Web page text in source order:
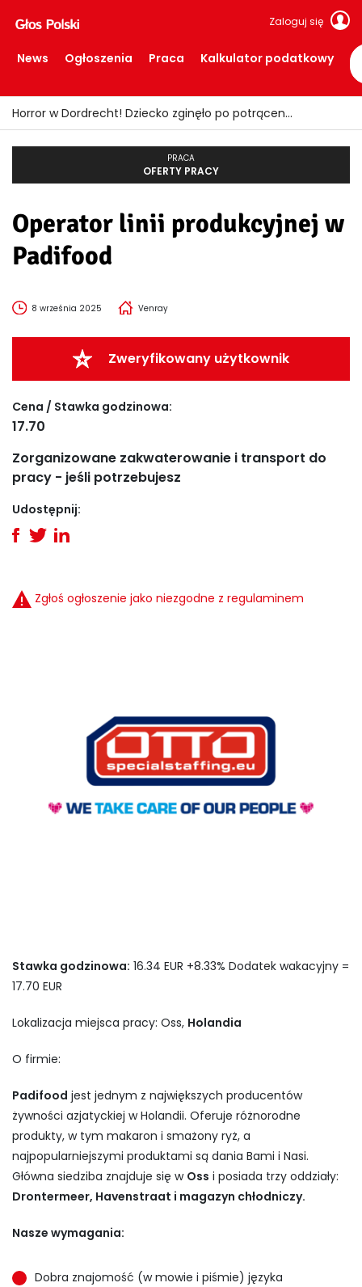
Zaloguj się
News Ogłoszenia Praca Kalkulator podatkowy
Horror w Dordrecht! Dziecko zginęło po potrąceniu przez busa
PRACA
OFERTY PRACY
Operator linii produkcyjnej w
Padifood
8 września 2025 Venray
Zweryfikowany użytkownik
Cena / Stawka godzinowa:
17.70
Zorganizowane zakwaterowanie i transport do
pracy - jeśli potrzebujesz
Udostępnij:
Zgłoś ogłoszenie jako niezgodne z regulaminem
Stawka godzinowa: 16.34 EUR +8.33% Dodatek wakacyjny =
17.70 EUR
Lokalizacja miejsca pracy: Oss, Holandia
O firmie:
Padifood jest jednym z największych producentów
żywności azjatyckiej w Holandii. Oferuje różnorodne
produkty, w tym makaron i smażony ryż, a
najpopularniejszymi produktami są dania Bami i Nasi.
Główna siedziba znajduje się w Oss i posiada trzy oddziały:
Drontermeer, Havenstraat i magazyn chłodniczy.
Nasze wymagania:
Dobra znajomość (w mowie i piśmie) języka